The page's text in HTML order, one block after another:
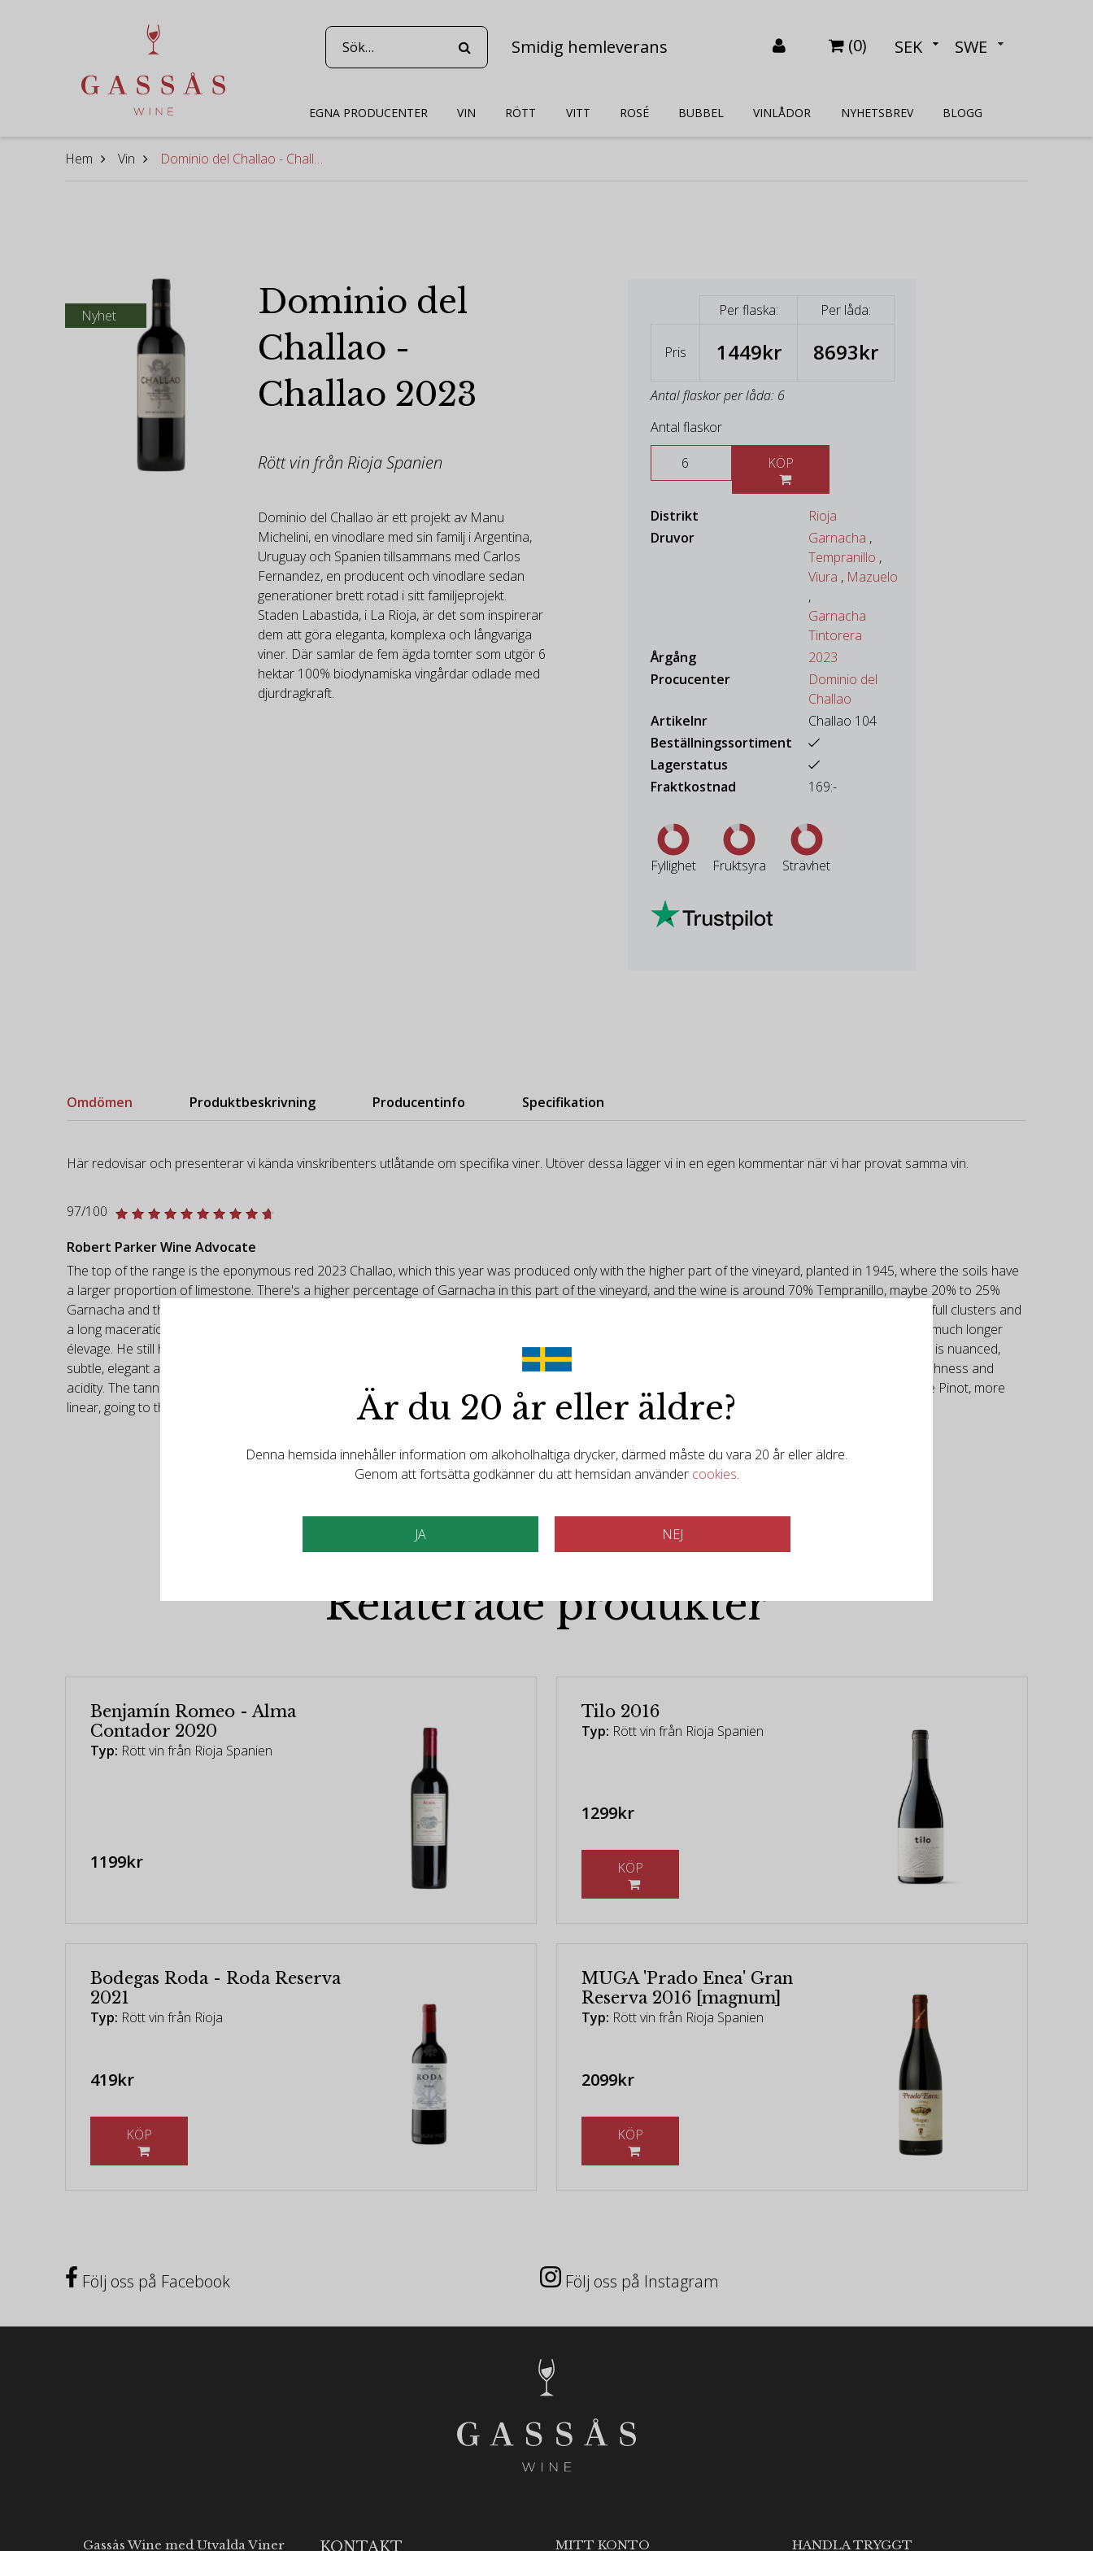
Smidig hemleverans (0) SEK SWE
EGNA PRODUCENTER VIN RÖTT VITT ROSÉ BUBBEL VINLÅDOR NYHETSBREV BLOGG
Hem Vin Dominio del Challao - Challao 2023
Nyhet
Dominio del
Challao -
Challao 2023
Rött vin från Rioja Spanien
Dominio del Challao är ett projekt av Manu
Michelini, en vinodlare med sin familj i Argentina,
Uruguay och Spanien tillsammans med Carlos
Fernandez, en producent och vinodlare sedan
generationer brett rotad i sitt familjeprojekt.
Staden Labastida, i La Rioja, är det som inspirerar
dem att göra eleganta, komplexa och långvariga
viner. Där samlar de fem ägda tomter som utgör 6
hektar 100% biodynamiska vingårdar odlade med
djurdragkraft.
Per flaska: Per låda:
Pris 1449kr 8693kr
Antal flaskor per låda: 6
Antal flaskor
Distrikt
Rioja
Druvor
Garnacha ,
Tempranillo ,
Viura , Mazuelo
,
Garnacha
Tintorera
Årgång
2023
Procucenter
Dominio del
Challao
Artikelnr
Challao 104
Beställningssortiment
Lagerstatus
Fraktkostnad
169:-
Fyllighet Fruktsyra Strävhet
Omdömen Produktbeskrivning Producentinfo Specifikation
Här redovisar och presenterar vi kända vinskribenters utlåtande om specifika viner. Utöver dessa lägger vi in en egen kommentar när vi har provat samma vin.
97/100
Robert Parker Wine Advocate
The top of the range is the eponymous red 2023 Challao, which this year was produced only with the higher part of the vineyard, planted in 1945, where the soils have
a larger proportion of limestone. There's a higher percentage of Garnacha in this part of the vineyard, and the wine is around 70% Tempranillo, maybe 20% to 25%
Garnacha and the rest a mix of varieties, red and white. The vineyard delivers some 5,000 kilos of grapes, which fermented in concrete with some 20% full clusters and
a long maceration. The wine matured in a 2,000-liter foudre for 29 months. Half of the volume was put into 500-liter barrels, where the wine will have a much longer
élevage. He still has this wine from 2021 aging in barrel, waiting to be bottled. So, there are some 1,000 bottles of this, bottled in January 2026. The wine is nuanced,
subtle, elegant and perfumed, with a floral nose, opening slowly in the glass. There's terrific balance, and the wine has 13.5% alcohol and very good freshness and
acidity. The tannins are fine and elegant, textured and layered. This has a more ethereal character, more elegance. If 2022 was more Syrah, this is more Pinot, more
linear, going to the style of the 2021. It's finer-boned than the new Silentes, and this has more restraint. This is young but approachable.
Relaterade produkter
Benjamín Romeo - Alma
Contador 2020
Typ: Rött vin från Rioja Spanien
1199kr
Tilo 2016
Typ: Rött vin från Rioja Spanien
1299kr
Bodegas Roda - Roda Reserva
2021
Typ: Rött vin från Rioja
419kr
MUGA 'Prado Enea' Gran
Reserva 2016 [magnum]
Typ: Rött vin från Rioja Spanien
2099kr
Följ oss på Facebook Följ oss på Instagram
Gassås Wine med Utvalda Viner KONTAKT MITT KONTO HANDLA TRYGGT
Är du 20 år eller äldre?
Denna hemsida innehåller information om alkoholhaltiga drycker, därmed måste du vara 20 år eller äldre.
Genom att fortsätta godkänner du att hemsidan använder cookies.
JA NEJ